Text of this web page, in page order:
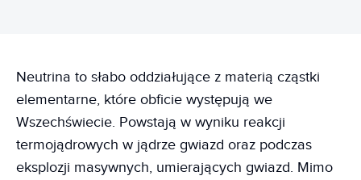
Neutrina to słabo oddziałujące z materią cząstki
elementarne, które obficie występują we
Wszechświecie. Powstają w wyniku reakcji
termojądrowych w jądrze gwiazd oraz podczas
eksplozji masywnych, umierających gwiazd. Mimo